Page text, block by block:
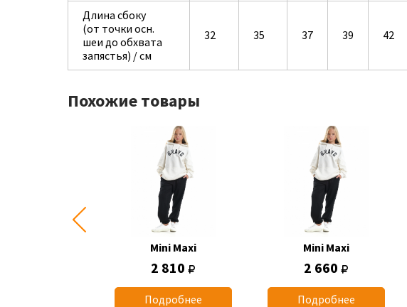
Длина сбоку
(от точки осн.
шеи до обхвата
запястья) / см
32 35 37 39 42
Похожие товары
Mini Maxi
2 810
Подробнее
Mini Maxi
2 660
Подробнее